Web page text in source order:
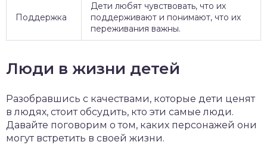
Поддержка
Дети любят чувствовать, что их
поддерживают и понимают, что их
переживания важны.
Люди в жизни детей
Разобравшись с качествами, которые дети ценят
в людях, стоит обсудить, кто эти самые люди.
Давайте поговорим о том, каких персонажей они
могут встретить в своей жизни.